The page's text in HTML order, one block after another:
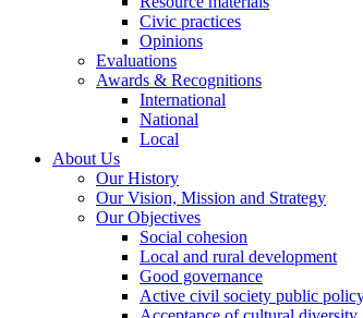
Civic practices
Opinions
Evaluations
Awards & Recognitions
International
National
Local
About Us
Our History
Our Vision, Mission and Strategy
Our Objectives
Social cohesion
Local and rural development
Good governance
Active civil society public